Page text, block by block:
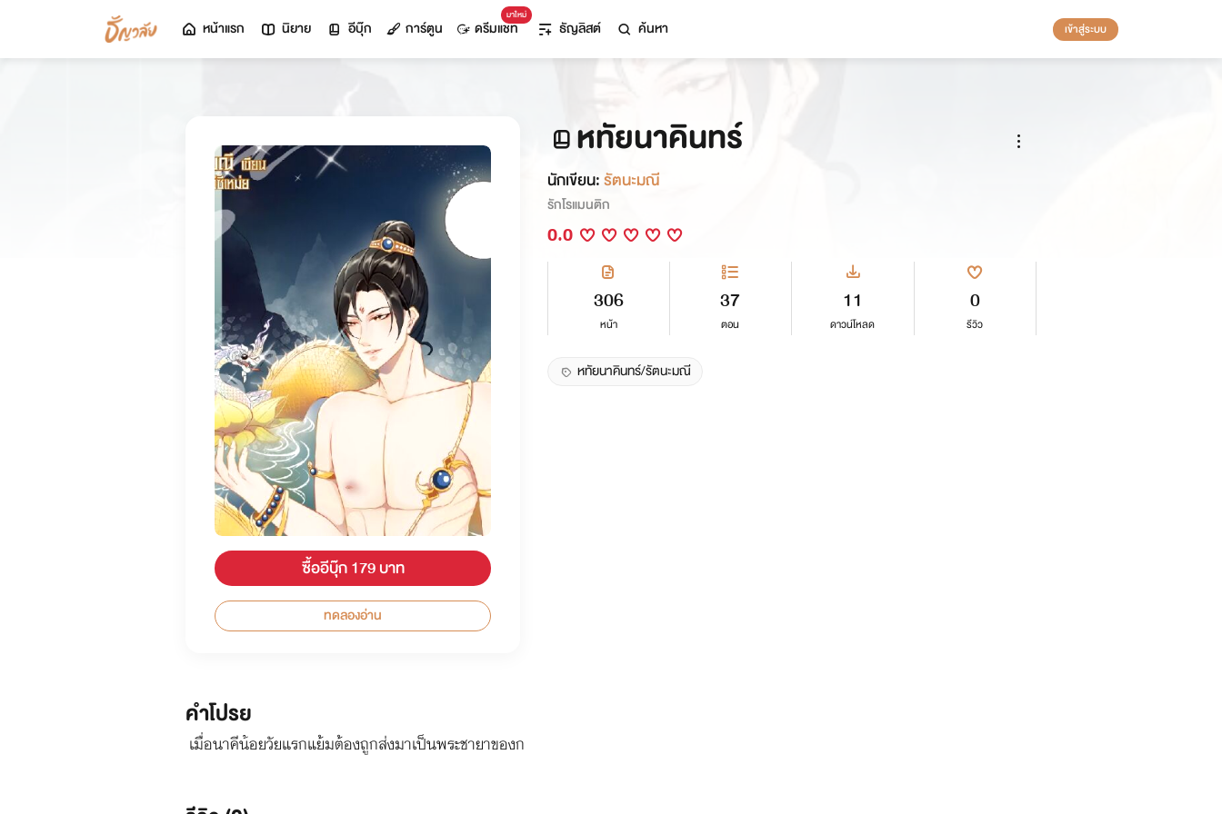
หน้าแรก นิยาย อีบุ๊ก การ์ตูน
มาใหม่
ดรีมแชท ธัญลิสต์ ค้นหา เข้าสู่ระบบ
ซื้ออีบุ๊ก 179 บาท
ทดลองอ่าน
หทัยนาคินทร์
นักเขียน:รัตนะมณี
รักโรแมนติก
0.0
306
หน้า
37
ตอน
11
ดาวน์โหลด
0
รีวิว
หทัยนาคินทร์/รัตนะมณี
คำโปรย
เมื่อนาคีน้อยวัยแรกแย้มต้องถูกส่งมาเป็นพระชายาของก